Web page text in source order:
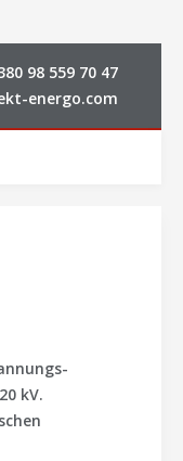
98 559 70 47
energo.com
kV.